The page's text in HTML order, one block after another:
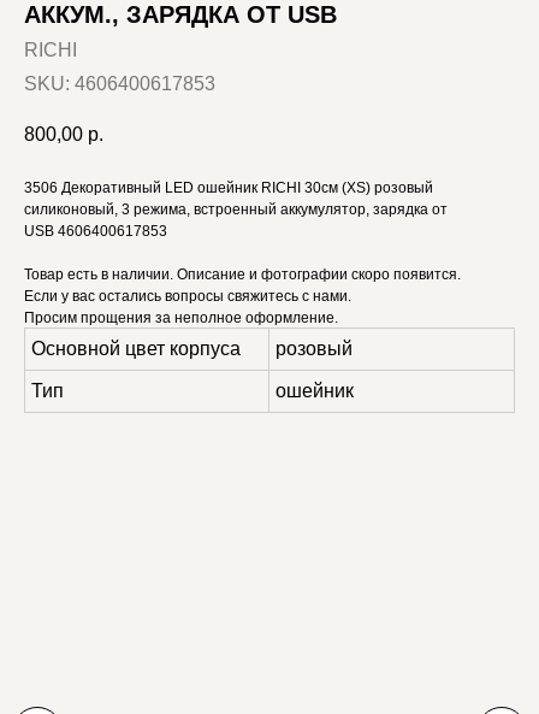
АККУМ., ЗАРЯДКА ОТ USB
RICHI
SKU: 4606400617853
800,00 р.
3506 Декоративный LED ошейник RICHI 30см (XS) розовый
силиконовый, 3 режима, встроенный аккумулятор, зарядка от
USB 4606400617853
Товар есть в наличии. Описание и фотографии скоро появится.
Если у вас остались вопросы свяжитесь с нами.
Просим прощения за неполное оформление.
Основной цвет корпуса розовый
Тип ошейник